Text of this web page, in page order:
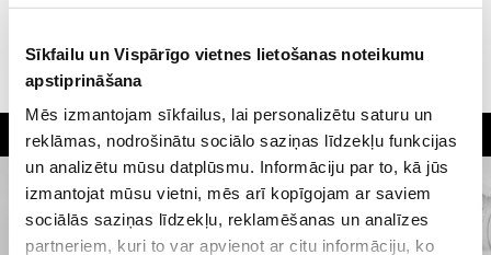
Sīkfailu un Vispārīgo vietnes lietošanas noteikumu
apstiprināšana
Mēs izmantojam sīkfailus, lai personalizētu saturu un
reklāmas, nodrošinātu sociālo saziņas līdzekļu funkcijas
un analizētu mūsu datplūsmu. Informāciju par to, kā jūs
izmantojat mūsu vietni, mēs arī kopīgojam ar saviem
sociālās saziņas līdzekļu, reklamēšanas un analīzes
partneriem, kuri to var apvienot ar citu informāciju, ko
in Riga
Guarantee of quality drinks Customers rate us 4.6 out of 5